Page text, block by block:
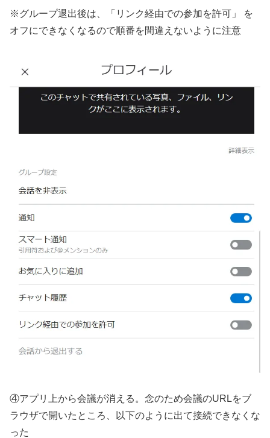
※グループ退出後は、「リンク経由での参加を許可」 を
オフにできなくなるので順番を間違えないように注意
④アプリ上から会議が消える。念のため会議のURLをブ
ラウザで開いたところ、以下のように出て接続できなくな
った